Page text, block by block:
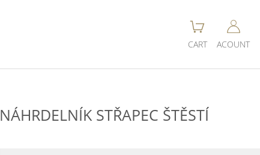
CART ACOUNT
NÁHRDELNÍK STŘAPEC ŠTĚSTÍ